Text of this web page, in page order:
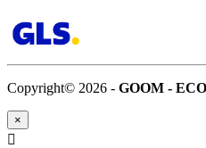
Copyright© 2026 - GOOM -
×
